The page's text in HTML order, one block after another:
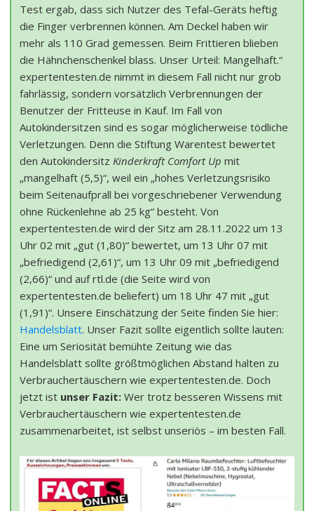
Test ergab, dass sich Nutzer des Tefal-Geräts heftig
die Finger verbrennen können. Am Deckel haben wir
mehr als 110 Grad gemessen. Beim Frittieren blieben
die Hähnchenschenkel blass. Unser Urteil: Mangelhaft.“
expertentesten.de nimmt in diesem Fall nicht nur grob
fahrlässig, sondern vorsätzlich Verbrennungen der
Benutzer der Fritteuse in Kauf. Im Fall von
Autokindersitzen sind es sogar möglicherweise tödliche
Verletzungen. Denn die Stiftung Warentest bewertet
den Autokindersitz Kinderkraft Comfort Up mit
„mangelhaft (5,5)“, weil ein „hohes Verletzungsrisiko
beim Seitenaufprall bei vorgeschriebener Verwendung
ohne Rückenlehne ab 25 kg“ besteht. Von
expertentesten.de wird der Sitz am 28.11.2022 um 13
Uhr 02 mit „gut (1,80)“ bewertet, um 13 Uhr 07 mit
„befriedigend (2,61)“, um 13 Uhr 09 mit „befriedigend
(2,66)“ und auf rtl.de (die Seite wird von
expertentesten.de beliefert) um 18 Uhr 47 mit „gut
(1,91)“. Unsere Einschätzung der Seite finden Sie hier:
Handelsblatt. Unser Fazit sollte eigentlich sollte lauten:
Eine um Seriosität bemühte Zeitung wie das
Handelsblatt sollte größtmöglichen Abstand halten zu
Verbrauchertäuschern wie expertentesten.de. Doch
jetzt ist unser Fazit: Wer trotz besseren Wissens mit
Verbrauchertäuschern wie expertentesten.de
zusammenarbeitet, ist selbst unseriös – im besten Fall.